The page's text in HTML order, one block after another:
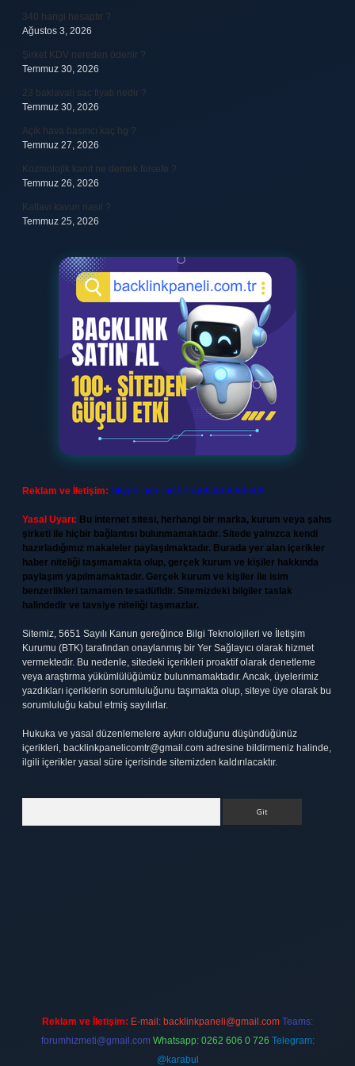
340 hangi hesaptır ?
Ağustos 3, 2026
Şirket KDV nereden ödenir ?
Temmuz 30, 2026
23 baklavalı sac fiyatı nedir ?
Temmuz 30, 2026
Açık hava basıncı kaç hg ?
Temmuz 27, 2026
Kozmolojik kanıt ne demek felsefe ?
Temmuz 26, 2026
Kallavi kavun nasıl ?
Temmuz 25, 2026
Reklam ve İletişim: Skype: live:.cid.575569c608265c69
Yasal Uyarı: Bu internet sitesi, herhangi bir marka, kurum veya şahıs
şirketi ile hiçbir bağlantısı bulunmamaktadır. Sitede yalnızca kendi
hazırladığımız makaleler paylaşılmaktadır. Burada yer alan içerikler
haber niteliği taşımamakta olup, gerçek kurum ve kişiler hakkında
paylaşım yapılmamaktadır. Gerçek kurum ve kişiler ile isim
benzerlikleri tamamen tesadüfidir. Sitemizdeki bilgiler taslak
halindedir ve tavsiye niteliği taşımazlar.
Sitemiz, 5651 Sayılı Kanun gereğince Bilgi Teknolojileri ve İletişim
Kurumu (BTK) tarafından onaylanmış bir Yer Sağlayıcı olarak hizmet
vermektedir. Bu nedenle, sitedeki içerikleri proaktif olarak denetleme
veya araştırma yükümlülüğümüz bulunmamaktadır. Ancak, üyelerimiz
yazdıkları içeriklerin sorumluluğunu taşımakta olup, siteye üye olarak bu
sorumluluğu kabul etmiş sayılırlar.
Hukuka ve yasal düzenlemelere aykırı olduğunu düşündüğünüz
içerikleri, backlinkpanelicomtr@gmail.com adresine bildirmeniz halinde,
ilgili içerikler yasal süre içerisinde sitemizden kaldırılacaktır.
Reklam ve İletişim: E-mail: backlinkpaneli@gmail.com Teams:
forumhizmeti@gmail.com Whatsapp: 0262 606 0 726 Telegram:
@karabul